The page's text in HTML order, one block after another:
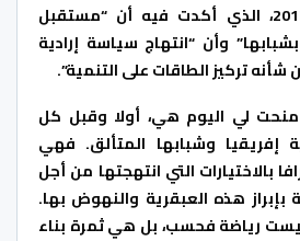
الإفريقي في سنة 2017، الذي أكدت فيه أن “مستقبل
وأن “انتهاج سياسة إرادية
تركيز الطاقات على التنمية”.
منحت لي اليوم هي، أولا وقبل كل
إفريقيا وشبابها المتألق. فهي
بالاختيارات التي انتهجتها من أجل
بإبراز هذه العبقرية والنهوض بها.
رياضة فحسب، بل هي ثمرة بناء